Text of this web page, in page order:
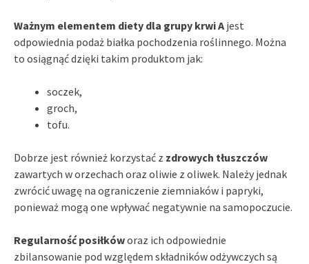
Ważnym elementem diety dla grupy krwi A jest
odpowiednia podaż białka pochodzenia roślinnego. Można
to osiągnąć dzięki takim produktom jak:
soczek,
groch,
tofu.
Dobrze jest również korzystać z zdrowych tłuszczów
zawartych w orzechach oraz oliwie z oliwek. Należy jednak
zwrócić uwagę na ograniczenie ziemniaków i papryki,
ponieważ mogą one wpływać negatywnie na samopoczucie.
Regularność posiłkóworaz ich odpowiednie
zbilansowanie pod względem składników odżywczych są